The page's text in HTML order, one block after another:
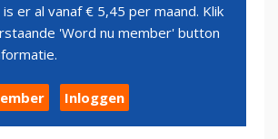
er al vanaf € 5,45 per maand. Klik
'Word nu member' button
Inloggen